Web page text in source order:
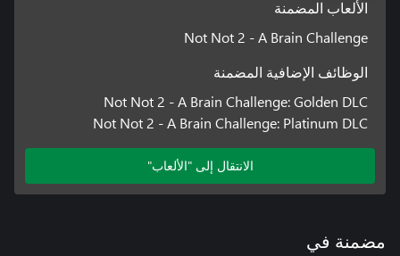
الألعاب المضمنة
Not Not 2 - A Brain Challenge
الوظائف الإضافية المضمنة
Not Not 2 - A Brain Challenge: Golden DLC
Not Not 2 - A Brain Challenge: Platinum DLC
الانتقال إلى "الألعاب"
مضمنة في